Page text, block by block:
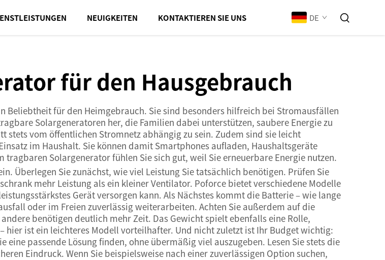
NEUIGKEITEN KONTAKTIEREN SIE UNS DE
für den Hausgebrauch
Beliebtheit für den Heimgebrauch. Sie sind besonders hilfreich bei Stromausfällen
Solargeneratoren her, die Familien dabei unterstützen, saubere Energie zu
stets vom öffentlichen Stromnetz abhängig zu sein. Zudem sind sie leicht
im Haushalt. Sie können damit Smartphones aufladen, Haushaltsgeräte
Solargenerator fühlen Sie sich gut, weil Sie erneuerbare Energie nutzen.
Überlegen Sie zunächst, wie viel Leistung Sie tatsächlich benötigen. Prüfen Sie
mehr Leistung als ein kleiner Ventilator. Poforce bietet verschiedene Modelle
Gerät versorgen kann. Als Nächstes kommt die Batterie – wie lange
oder im Freien zuverlässig weiterarbeiten. Achten Sie außerdem auf die
benötigen deutlich mehr Zeit. Das Gewicht spielt ebenfalls eine Rolle,
hier ist ein leichteres Modell vorteilhafter. Und nicht zuletzt ist Ihr Budget wichtig:
passende Lösung finden, ohne übermäßig viel auszugeben. Lesen Sie stets die
Eindruck. Wenn Sie beispielsweise nach einer zuverlässigen Option suchen,